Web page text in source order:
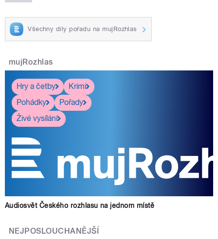
Všechny díly pořadu na mujRozhlas
mujRozhlas
Hry a četby
Krimi
Pohádky
Pořady
Živé vysílání
Audiosvět Českého rozhlasu na jednom místě
NEJPOSLOUCHANĚJŠÍ